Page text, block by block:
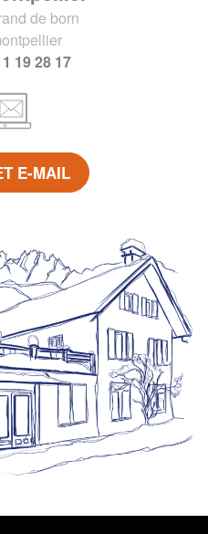
de born
19 28 17
E-MAIL